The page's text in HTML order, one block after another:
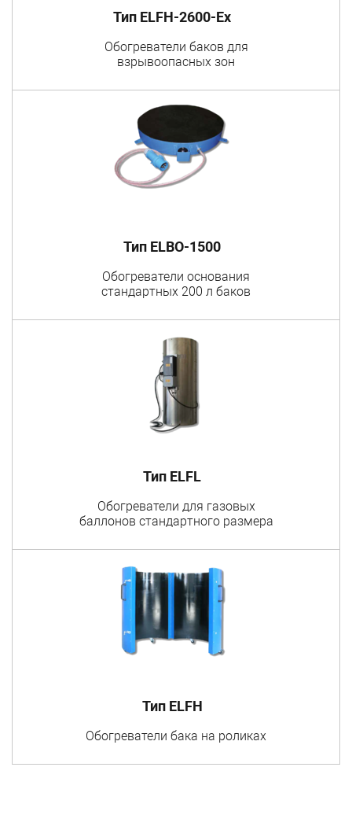
Тип ELFH-2600-Ex
Обогреватели баков для
взрывоопасных зон
Тип ELBO-1500
Обогреватели основания
стандартных 200 л баков
Тип ELFL
Обогреватели для газовых
баллонов стандартного размера
Тип ELFH
Обогреватели бака на роликах